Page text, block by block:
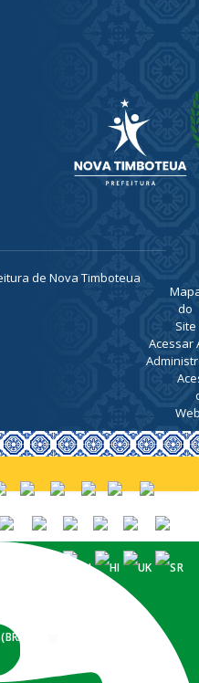
de Nova Timboteua
do
Site
Acessar